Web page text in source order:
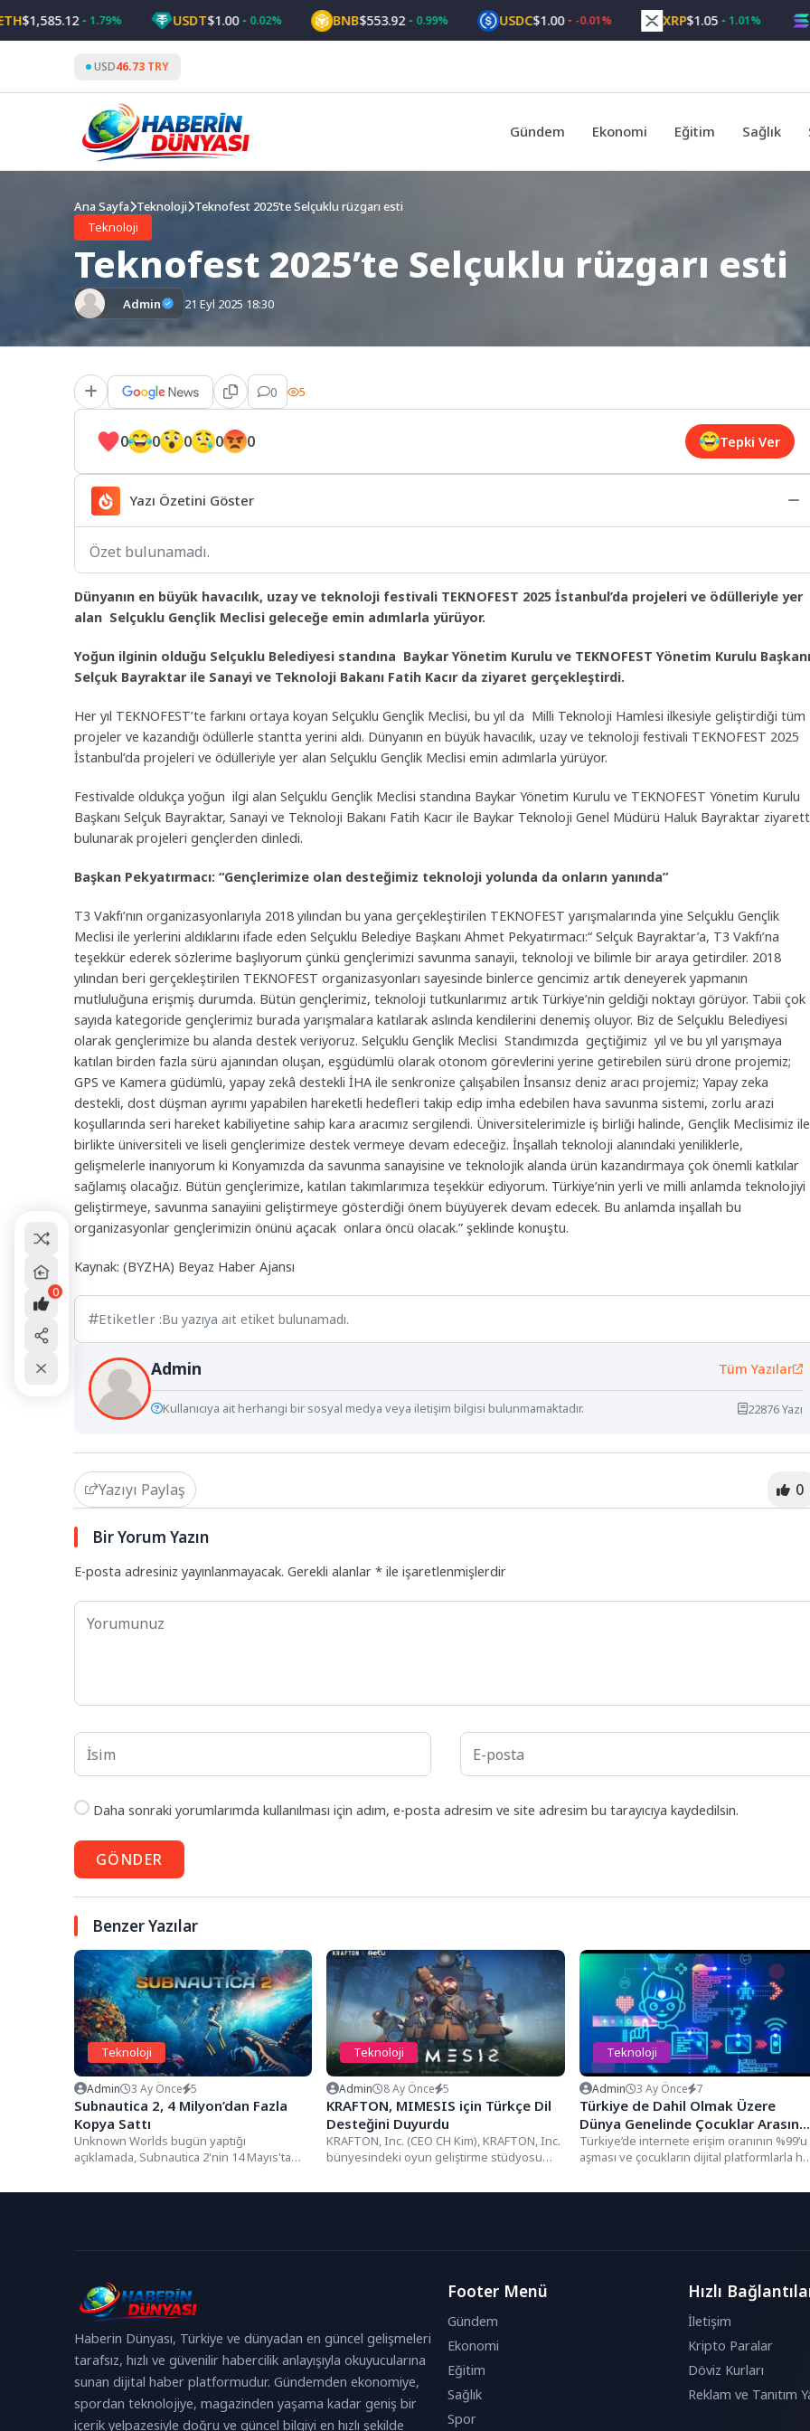
to
1.79% USDT$1.00 0.02% BNB$553.92 0.99% USDC$1.00 -0.01% XRP$1.05 1.01% SOL
USD46.73 TRY
Gündem Ekonomi Eğitim Sağlık
Ana Sayfa Teknoloji Teknofest 2025’te Selçuklu rüzgarı esti
Teknoloji
Teknofest 2025’te Selçuklu rüzgarı esti
Admin 21 Eyl 2025 18:30
0 5
0 0 0 0 0 Tepki Ver
Yazı Özetini Göster
Özet bulunamadı.
Dünyanın en büyük havacılık, uzay ve teknoloji festivali TEKNOFEST 2025 İstanbul’da projeleri ve ödülleriyle yer
alan Selçuklu Gençlik Meclisi geleceğe emin adımlarla yürüyor.
Yoğun ilginin olduğu Selçuklu Belediyesi standına Baykar Yönetim Kurulu ve TEKNOFEST Yönetim Kurulu Başkanı
Selçuk Bayraktar ile Sanayi ve Teknoloji Bakanı Fatih Kacır da ziyaret gerçekleştirdi.
Her yıl TEKNOFEST’te farkını ortaya koyan Selçuklu Gençlik Meclisi, bu yıl da Milli Teknoloji Hamlesi ilkesiyle geliştirdiği tüm
projeler ve kazandığı ödüllerle stantta yerini aldı. Dünyanın en büyük havacılık, uzay ve teknoloji festivali TEKNOFEST 2025
İstanbul’da projeleri ve ödülleriyle yer alan Selçuklu Gençlik Meclisi emin adımlarla yürüyor.
Festivalde oldukça yoğun ilgi alan Selçuklu Gençlik Meclisi standına Baykar Yönetim Kurulu ve TEKNOFEST Yönetim Kurulu
Başkanı Selçuk Bayraktar, Sanayi ve Teknoloji Bakanı Fatih Kacır ile Baykar Teknoloji Genel Müdürü Haluk Bayraktar
bulunarak projeleri gençlerden dinledi.
Başkan Pekyatırmacı: “Gençlerimize olan desteğimiz teknoloji yolunda da onların yanında”
T3 Vakfı’nın organizasyonlarıyla 2018 yılından bu yana gerçekleştirilen TEKNOFEST yarışmalarında yine Selçuklu Gençlik
Meclisi ile yerlerini aldıklarını ifade eden Selçuklu Belediye Başkanı Ahmet Pekyatırmacı:“ Selçuk Bayraktar’a, T3 Vakfı’na
teşekkür ederek sözlerime başlıyorum çünkü gençlerimizi savunma sanayii, teknoloji ve bilimle bir araya getirdiler. 2018
yılından beri gerçekleştirilen TEKNOFEST organizasyonları sayesinde binlerce gencimiz artık deneyerek yapmanın
mutluluğuna erişmiş durumda. Bütün gençlerimiz, teknoloji tutkunlarımız artık Türkiye’nin geldiği noktayı görüyor. Tabii çok
sayıda kategoride gençlerimiz burada yarışmalara katılarak aslında kendilerini denemiş oluyor. Biz de Selçuklu Belediyesi
olarak gençlerimize bu alanda destek veriyoruz. Selçuklu Gençlik Meclisi Standımızda geçtiğimiz yıl ve bu yıl yarışmaya
katılan birden fazla sürü ajanından oluşan, eşgüdümlü olarak otonom görevlerini yerine getirebilen sürü drone projemiz;
GPS ve Kamera güdümlü, yapay zekâ destekli İHA ile senkronize çalışabilen İnsansız deniz aracı projemiz; Yapay zeka
destekli, dost düşman ayrımı yapabilen hareketli hedefleri takip edip imha edebilen hava savunma sistemi, zorlu arazi
koşullarında seri hareket kabiliyetine sahip kara aracımız sergilendi. Üniversitelerimizle iş birliği halinde, Gençlik Meclisimiz ile
birlikte üniversiteli ve liseli gençlerimize destek vermeye devam edeceğiz. İnşallah teknoloji alanındaki yeniliklerle,
gelişmelerle inanıyorum ki Konyamızda da savunma sanayisine ve teknolojik alanda ürün kazandırmaya çok önemli katkılar
sağlamış olacağız. Bütün gençlerimize, katılan takımlarımıza teşekkür ediyorum. Türkiye’nin yerli ve milli anlamda teknolojiyi
geliştirmeye, savunma sanayiini geliştirmeye gösterdiği önem büyüyerek devam edecek. Bu anlamda inşallah bu
organizasyonlar gençlerimizin önünü açacak onlara öncü olacak.” şeklinde konuştu.
Kaynak: (BYZHA) Beyaz Haber Ajansı
Etiketler :Bu yazıya ait etiket bulunamadı.
Admin Tüm Yazılar
Kullanıcıya ait herhangi bir sosyal medya veya iletişim bilgisi bulunmamaktadır. 22876 Yazı
Yazıyı Paylaş 0
Bir Yorum Yazın
E-posta adresiniz yayınlanmayacak. Gerekli alanlar * ile işaretlenmişlerdir
Daha sonraki yorumlarımda kullanılması için adım, e-posta adresim ve site adresim bu tarayıcıya kaydedilsin.
GÖNDER
Benzer Yazılar
Teknoloji
Admin 3 Ay Önce 5
Subnautica 2, 4 Milyon’dan Fazla
Kopya Sattı
Unknown Worlds bugün yaptığı
açıklamada, Subnautica 2'nin 14 Mayıs'ta
çapında 4...
Teknoloji
Admin 8 Ay Önce 5
KRAFTON, MIMESIS için Türkçe Dil
Desteğini Duyurdu
KRAFTON, Inc. (CEO CH Kim), KRAFTON, Inc.
bünyesindeki oyun geliştirme stüdyosu
Teknoloji
Admin 3 Ay Önce 7
Türkiye de Dahil Olmak Üzere
Dünya Genelinde Çocuklar
Yapay Zeka Merakı Artıyor
Türkiye’de internete erişim oranının %99’u
aşması ve çocukların dijital platformlarla
Haberin Dünyası, Türkiye ve dünyadan en güncel gelişmeleri
tarafsız, hızlı ve güvenilir habercilik anlayışıyla okuyucularına
sunan dijital haber platformudur. Gündemden ekonomiye,
spordan teknolojiye, magazinden yaşama kadar geniş bir
içerik yelpazesiyle doğru ve güncel bilgiyi en hızlı şekilde
Footer Menü
Gündem
Ekonomi
Eğitim
Sağlık
Spor
Hızlı
İletişim
Kripto Paralar
Döviz Kurları
Reklam ve Tanıtım
0